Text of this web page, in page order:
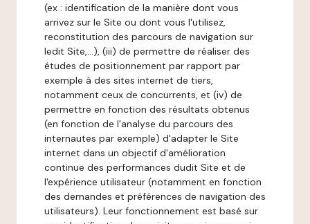
(ex : identification de la manière dont vous
arrivez sur le Site ou dont vous l'utilisez,
reconstitution des parcours de navigation sur
ledit Site,...), (iii) de permettre de réaliser des
études de positionnement par rapport par
exemple à des sites internet de tiers,
notamment ceux de concurrents, et (iv) de
permettre en fonction des résultats obtenus
(en fonction de l'analyse du parcours des
internautes par exemple) d'adapter le Site
internet dans un objectif d'amélioration
continue des performances dudit Site et de
l'expérience utilisateur (notamment en fonction
des demandes et préférences de navigation des
utilisateurs). Leur fonctionnement est basé sur